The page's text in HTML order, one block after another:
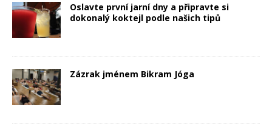
Oslavte první jarní dny a připravte si
dokonalý koktejl podle našich tipů
Zázrak jménem Bikram Jóga